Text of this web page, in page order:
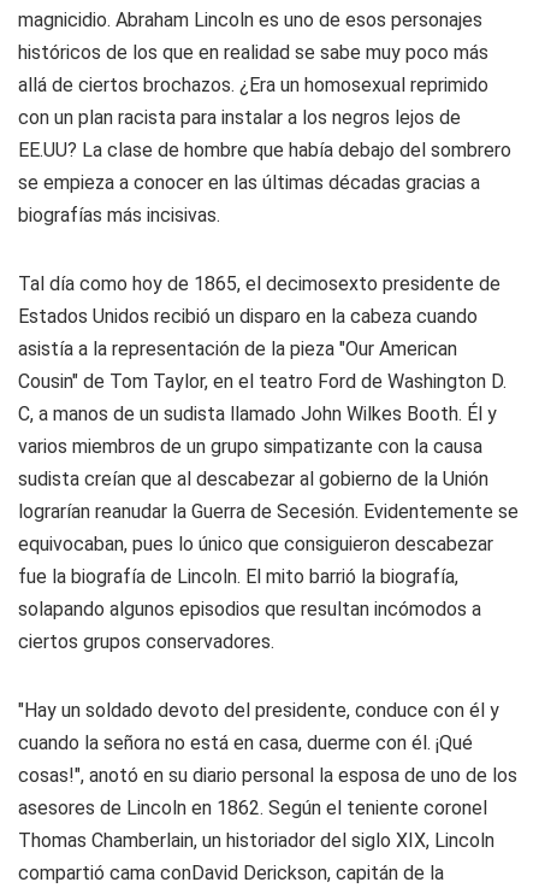
magnicidio. Abraham Lincoln es uno de esos personajes
históricos de los que en realidad se sabe muy poco más
allá de ciertos brochazos. ¿Era un homosexual reprimido
con un plan racista para instalar a los negros lejos de
EE.UU? La clase de hombre que había debajo del sombrero
se empieza a conocer en las últimas décadas gracias a
biografías más incisivas.
Tal día como hoy de 1865, el decimosexto presidente de
Estados Unidos recibió un disparo en la cabeza cuando
asistía a la representación de la pieza "Our American
Cousin" de Tom Taylor, en el teatro Ford de Washington D.
C, a manos de un sudista llamado John Wilkes Booth. Él y
varios miembros de un grupo simpatizante con la causa
sudista creían que al descabezar al gobierno de la Unión
lograrían reanudar la Guerra de Secesión. Evidentemente se
equivocaban, pues lo único que consiguieron descabezar
fue la biografía de Lincoln. El mito barrió la biografía,
solapando algunos episodios que resultan incómodos a
ciertos grupos conservadores.
"Hay un soldado devoto del presidente, conduce con él y
cuando la señora no está en casa, duerme con él. ¡Qué
cosas!", anotó en su diario personal la esposa de uno de los
asesores de Lincoln en 1862. Según el teniente coronel
Thomas Chamberlain, un historiador del siglo XIX, Lincoln
compartió cama conDavid Derickson, capitán de la